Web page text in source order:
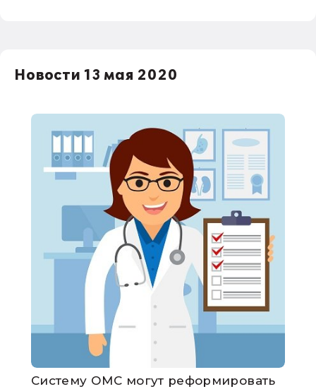
Новости 13 мая 2020
Систему ОМС могут реформировать